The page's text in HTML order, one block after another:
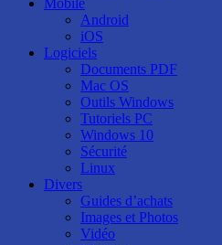
Mobile
Android
iOS
Logiciels
Documents PDF
Mac OS
Outils Windows
Tutoriels PC
Windows 10
Sécurité
Linux
Divers
Guides d’achats
Images et Photos
Vidéo